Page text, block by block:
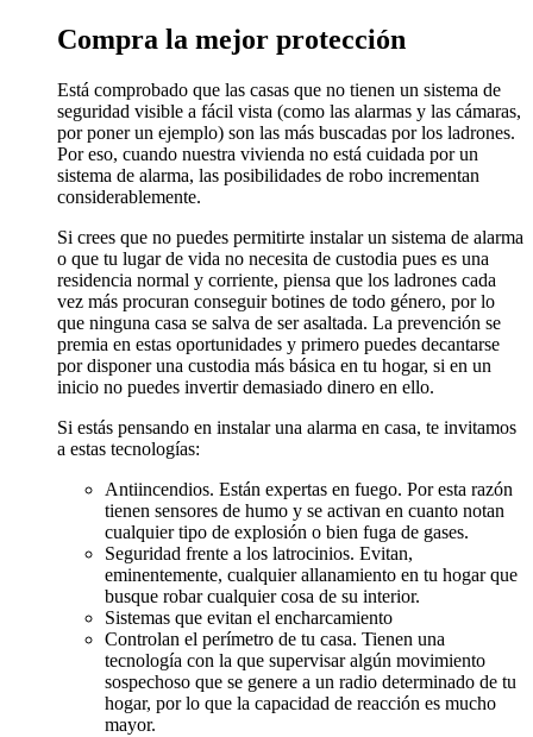
Compra la mejor protección
Está comprobado que las casas que no tienen un sistema de
seguridad visible a fácil vista (como las alarmas y las cámaras,
por poner un ejemplo) son las más buscadas por los ladrones.
Por eso, cuando nuestra vivienda no está cuidada por un
sistema de alarma, las posibilidades de robo incrementan
considerablemente.
Si crees que no puedes permitirte instalar un sistema de alarma
o que tu lugar de vida no necesita de custodia pues es una
residencia normal y corriente, piensa que los ladrones cada
vez más procuran conseguir botines de todo género, por lo
que ninguna casa se salva de ser asaltada. La prevención se
premia en estas oportunidades y primero puedes decantarse
por disponer una custodia más básica en tu hogar, si en un
inicio no puedes invertir demasiado dinero en ello.
Si estás pensando en instalar una alarma en casa, te invitamos
a estas tecnologías:
Antiincendios. Están expertas en fuego. Por esta razón
tienen sensores de humo y se activan en cuanto notan
cualquier tipo de explosión o bien fuga de gases.
Seguridad frente a los latrocinios. Evitan,
eminentemente, cualquier allanamiento en tu hogar que
busque robar cualquier cosa de su interior.
Sistemas que evitan el encharcamiento
Controlan el perímetro de tu casa. Tienen una
tecnología con la que supervisar algún movimiento
sospechoso que se genere a un radio determinado de tu
hogar, por lo que la capacidad de reacción es mucho
mayor.